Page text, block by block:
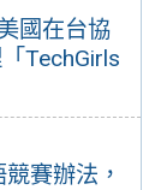
國在台協
TechGirls
賽辦法，